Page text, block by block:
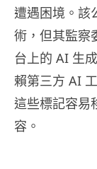
遭遇困境。該
術，但其監察
台上的 AI 生
賴第三方 AI
這些標記容易
容。